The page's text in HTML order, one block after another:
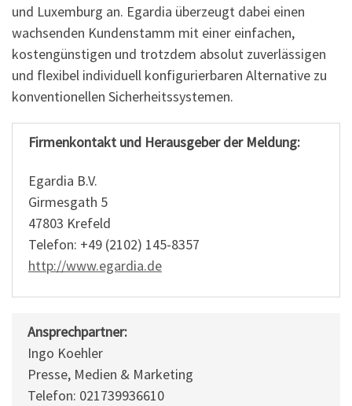
und Luxemburg an. Egardia überzeugt dabei einen
wachsenden Kundenstamm mit einer einfachen,
kostengünstigen und trotzdem absolut zuverlässigen
und flexibel individuell konfigurierbaren Alternative zu
konventionellen Sicherheitssystemen.
Firmenkontakt und Herausgeber der Meldung:
Egardia B.V.
Girmesgath 5
47803 Krefeld
Telefon: +49 (2102) 145-8357
http://www.egardia.de
Ansprechpartner:
Ingo Koehler
Presse, Medien & Marketing
Telefon: 021739936610